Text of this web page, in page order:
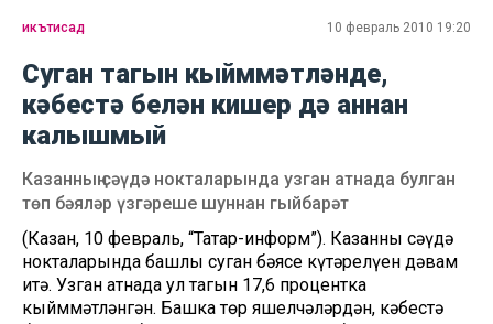
икътисад 10 февраль 2010 19:20
Суган тагын кыйммәтләнде,
кәбестә белән кишер дә аннан
калышмый
Казанның сәүдә нокталарында узган атнада булган
төп бәяләр үзгәреше шуннан гыйбарәт
(Казан, 10 февраль, “Татар-информ”). Казанның сәүдә
нокталарында башлы суган бәясе күтәрелүен дәвам
итә. Узган атнада ул тагын 17,6 процентка
кыйммәтләнгән. Башка төр яшелчәләрдән, кәбестә